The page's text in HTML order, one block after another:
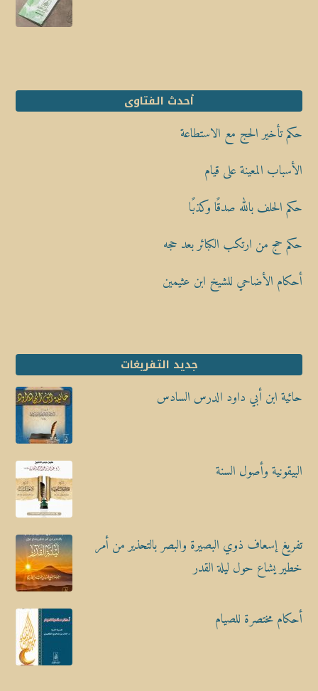
أحدث الفتاوى
حكم تأخير الحج مع الاستطاعة
الأسباب المعينة على قيام
حكم الحلف بالله صدقًا وكذبًا
حكم حج من ارتكب الكبائر بعد حجه
أحكام الأضاحي للشيخ ابن عثيمين
جديد التفريغات
حائية ابن أبي داود الدرس السادس
البيقونية وأصول السنة
تفريغ إسعاف ذوي البصيرة والبصر بالتحذير من أمر
خطير يشاع حول ليلة القدر
أحكام مختصرة للصيام